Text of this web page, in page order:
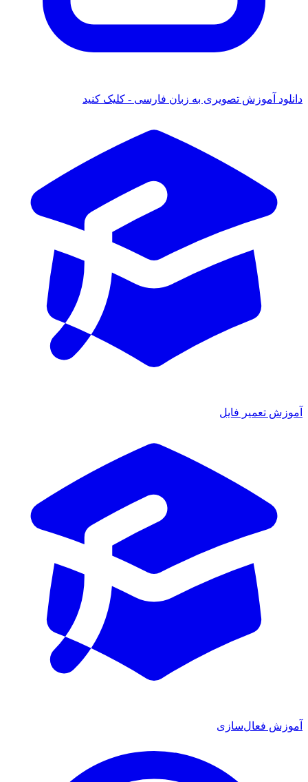
دانلود آموزش تصویری به زبان فارسی - کلیک کنید
آموزش تعمیر فایل
آموزش فعال‌سازی